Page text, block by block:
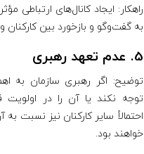
راهکار: ایجاد کانال‌های ارتباطی
به گفت‌وگو و بازخورد بین کارکنان
5. عدم تعهد رهبری
توجه نکند یا آن را در اولویت
احتمالاً سایر کارکنان نیز نسبت
خواهند بود.